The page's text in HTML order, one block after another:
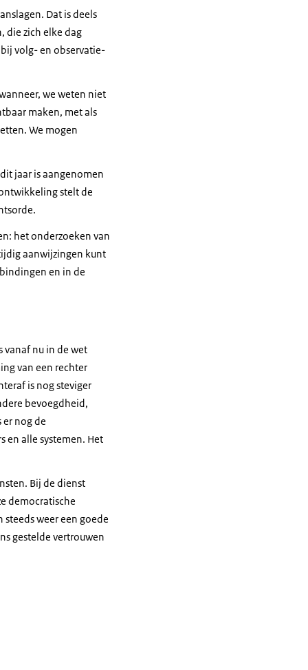
Dat is deels
die zich elke dag
volg- en observatie-
we weten niet
maken, met als
We mogen
jaar is aangenomen
stelt de
het onderzoeken van
aanwijzingen kunt
en in de
vanaf nu in de wet
van een rechter
is nog steviger
bevoegdheid,
nog de
en alle systemen. Het
Bij de dienst
democratische
weer een goede
gestelde vertrouwen